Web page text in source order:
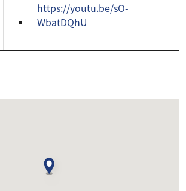
https://youtu.be/sO-
WbatDQhU